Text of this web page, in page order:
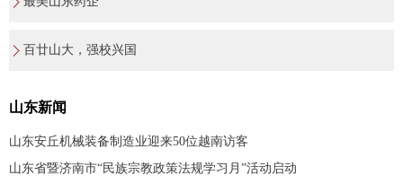
百廿山大，强校兴国
山东新闻
山东安丘机械装备制造业迎来50位越南访客
山东省暨济南市“民族宗教政策法规学习月”活动启动